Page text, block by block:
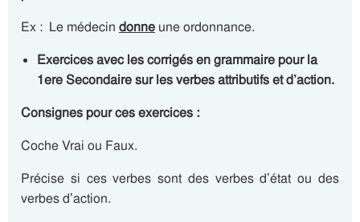
Ex : Le médecin donne une ordonnance.
Exercices avec les corrigés en grammaire pour la
1ere Secondaire sur les verbes attributifs et d’action.
Consignes pour ces exercices :
Coche Vrai ou Faux.
Précise si ces verbes sont des verbes d’état ou des
verbes d’action.